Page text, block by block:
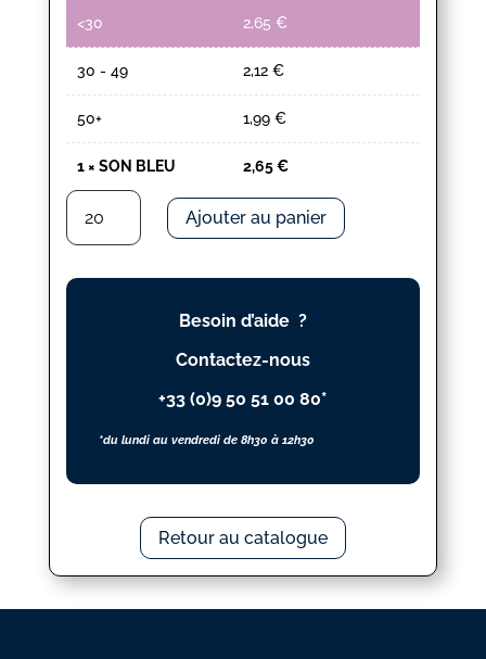
<30 2,65 €
30 - 49 2,12 €
50+ 1,99 €
1× SON BLEU 2,65€
quantité
SON
BLEU
Ajouter au panier
Besoin d’aide ?
Contactez-nous
+33 (0)9 50 51 00 80*
*du lundi au vendredi de 8h30 à 12h30
Retour au catalogue